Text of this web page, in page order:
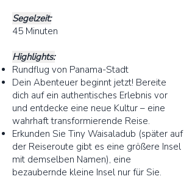
Segelzeit:
45 Minuten
Highlights:
Rundflug von Panama-Stadt
Dein Abenteuer beginnt jetzt! Bereite
dich auf ein authentisches Erlebnis vor
und entdecke eine neue Kultur – eine
wahrhaft transformierende Reise.
Erkunden Sie Tiny Waisaladub (später auf
der Reiseroute gibt es eine größere Insel
mit demselben Namen), eine
bezaubernde kleine Insel nur für Sie.